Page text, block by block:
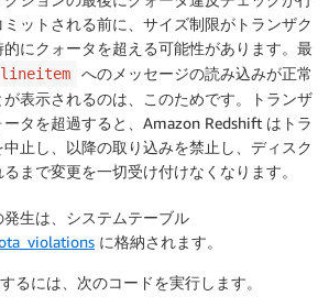
ットされる前に、サイズ制限がトランザク
にクォータを超える可能性があります。最
lineitem
へのメッセージの読み込みが正常
表示されるのは、このためです。トランザ
タを超過すると、Amazon Redshift はトラ
中止し、以降の取り込みを禁止し、ディスク
まで変更を一切受け付けなくなります。
生は、システムテーブル
に格納されます。
るには、次のコードを実行します。